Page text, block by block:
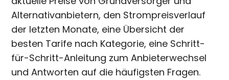
Alternativanbietern, den Strompreisverlauf
der letzten Monate, eine Übersicht der
besten Tarife nach Kategorie, eine Schritt-
für-Schritt-Anleitung zum Anbieterwechsel
und Antworten auf die häufigsten Fragen.